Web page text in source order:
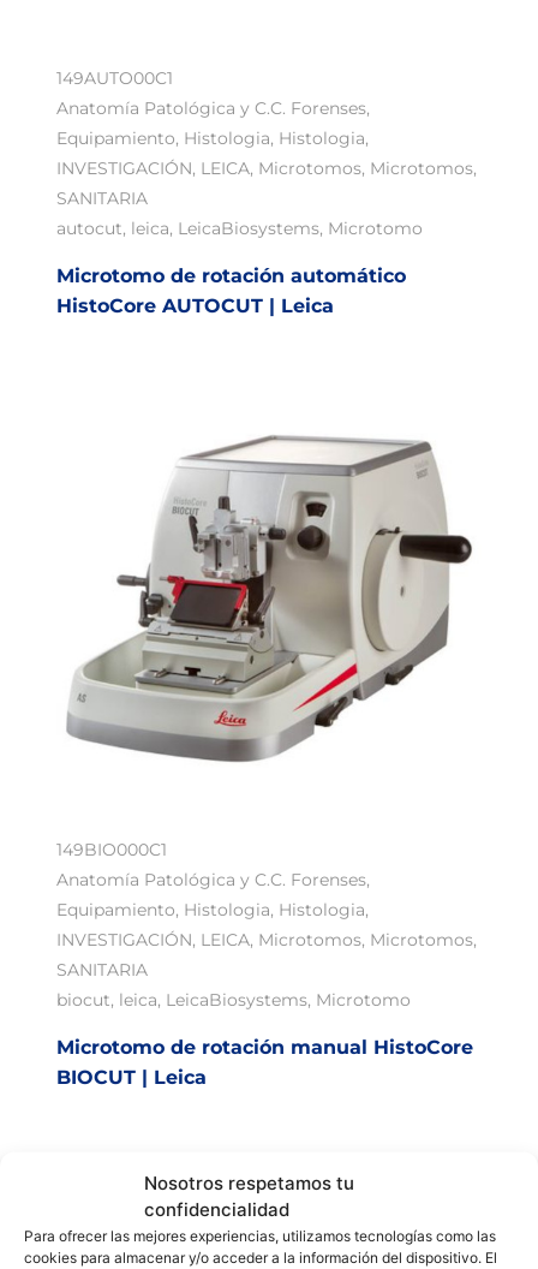
Nosotros respetamos tu
confidencialidad
Para ofrecer las mejores experiencias, utilizamos tecnologías como las
cookies para almacenar y/o acceder a la información del dispositivo. El
149AUTO00C1
Anatomía Patológica y C.C. Forenses,
Equipamiento, Histologia, Histologia,
INVESTIGACIÓN, LEICA, Microtomos, Microtomos,
SANITARIA
autocut, leica, LeicaBiosystems, Microtomo
Microtomo de rotación automático
HistoCore AUTOCUT | Leica
149BIO000C1
Anatomía Patológica y C.C. Forenses,
Equipamiento, Histologia, Histologia,
INVESTIGACIÓN, LEICA, Microtomos, Microtomos,
SANITARIA
biocut, leica, LeicaBiosystems, Microtomo
Microtomo de rotación manual HistoCore
BIOCUT | Leica